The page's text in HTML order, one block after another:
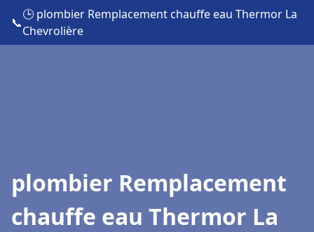
📞
🕒 plombier Remplacement chauffe eau Thermor La
Chevrolière
plombier Remplacement
chauffe eau Thermor La